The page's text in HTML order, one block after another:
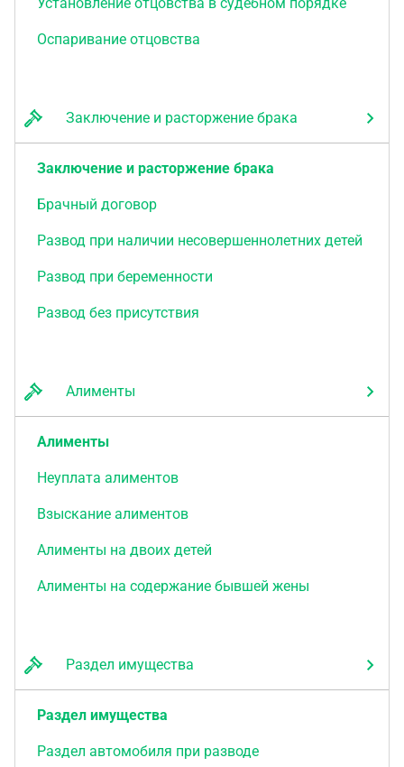
Оспаривание отцовства
Заключение и расторжение брака
Заключение и расторжение брака
Брачный договор
Развод при наличии несовершеннолетних детей
Развод при беременности
Развод без присутствия
Алименты
Алименты
Неуплата алиментов
Взыскание алиментов
Алименты на двоих детей
Алименты на содержание бывшей жены
Раздел имущества
Раздел имущества
Раздел автомобиля при разводе